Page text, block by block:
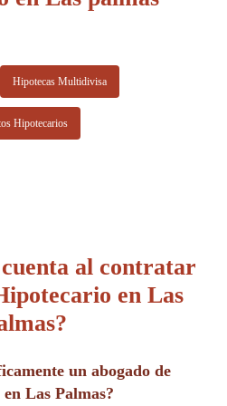
Hipotecas Multidivisa
Hipotecarios
al contratar
en Las
un abogado de
Las Palmas?